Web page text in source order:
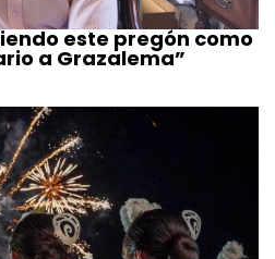
este pregón como
a Grazalema”